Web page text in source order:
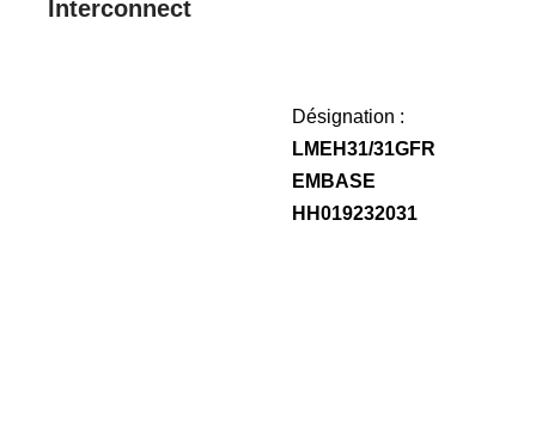
Interconnect
Désignation :
LMEH31/31GFR
EMBASE
HH019232031